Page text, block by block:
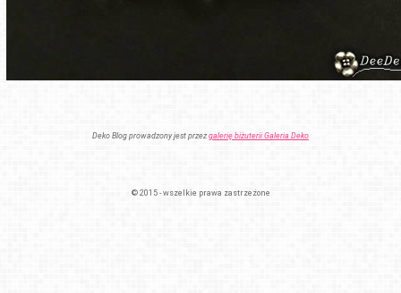
Deko Blog prowadzony jest przezgalerię biżuterii Galeria Deko
© 2015 - wszelkie prawa zastrzeżone